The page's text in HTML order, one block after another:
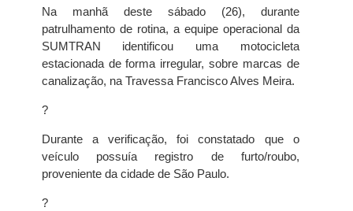
Na manhã deste sábado (26), durante
patrulhamento de rotina, a equipe operacional da
SUMTRAN identificou uma motocicleta
estacionada de forma irregular, sobre marcas de
canalização, na Travessa Francisco Alves Meira.
?
Durante a verificação, foi constatado que o
veículo possuía registro de furto/roubo,
proveniente da cidade de São Paulo.
?